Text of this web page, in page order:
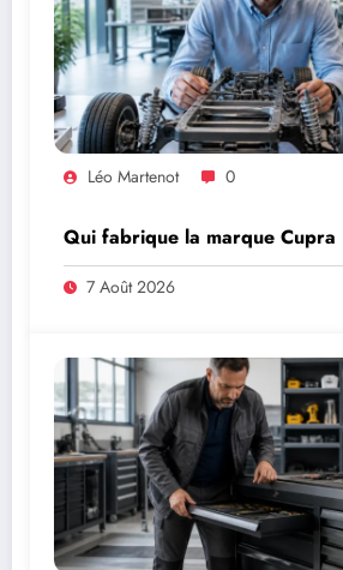
Léo Martenot 0
Qui fabrique la marque Cupra
7 Août 2026